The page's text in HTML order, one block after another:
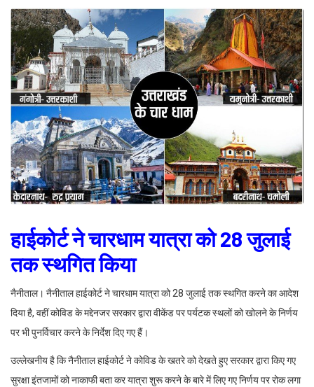
हाईकोर्ट ने चारधाम यात्रा को 28 जुलाई
तक स्थगित किया
नैनीताल। नैनीताल हाईकोर्ट ने चारधाम यात्रा को 28 जुलाई तक स्थगित करने का आदेश
दिया है, वहीं कोविड के मद्देनजर सरकार द्वारा वीकेंड पर पर्यटक स्थलों को खोलने के निर्णय
पर भी पुनर्विचार करने के निर्देश दिए गए हैं।
उल्लेखनीय है कि नैनीताल हाईकोर्ट ने कोविड के खतरे को देखते हुए सरकार द्वारा किए गए
सुरक्षा इंतजामों को नाकाफी बता कर यात्रा शुरू करने के बारे में लिए गए निर्णय पर रोक लगा